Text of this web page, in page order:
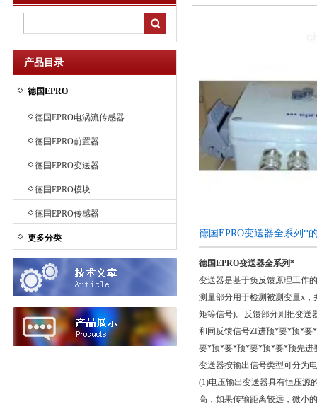
产品目录
德国EPRO
德国EPRO电涡流传感器
德国EPRO前置器
德国EPRO变送器
德国EPRO模块
德国EPRO传感器
更多分类 德国EPRO变送器全系列*
德国EPRO变送器全系列*
变送器是基于负反馈原理工作
测量部分用于检测被测变量x
矩等信号)。反馈部分则把变
和同反馈信号Zf进预*要*预*
要*预*要*预*要*预*要*预先进
变送器按输出信号类型可分为
(1)电压输出变送器具有恒压
高，如果传输距离较远，微小